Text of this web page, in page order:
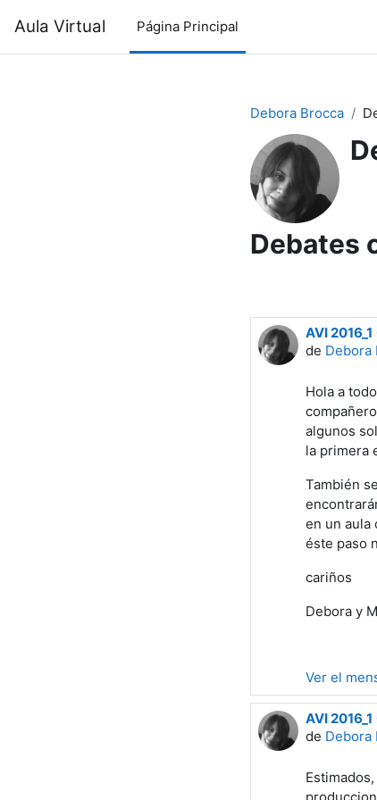
Aula Virtual Página Principal
Debora Brocca
Debates
AVI 2016_1
de Debora
Hola a
algunos
la primera
También
en un aula
éste paso
cariños
Debora y
Ver el
AVI 2016_1
de Debora